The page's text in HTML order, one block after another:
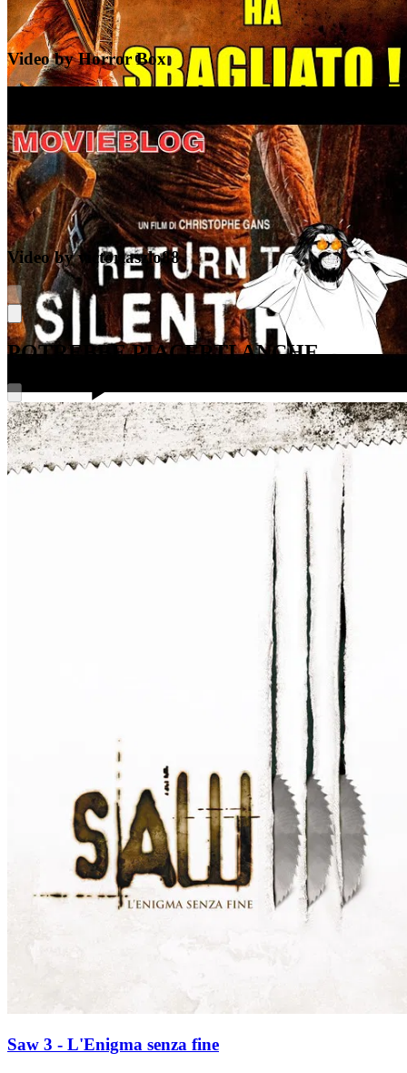
YouTube
YouTube
Video by Horror Box
Video by victorlaszlo88
POTREBBE PIACERTI ANCHE
Saw 3 - L'Enigma senza fine